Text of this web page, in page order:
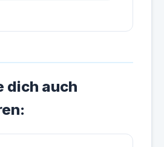
dich auch